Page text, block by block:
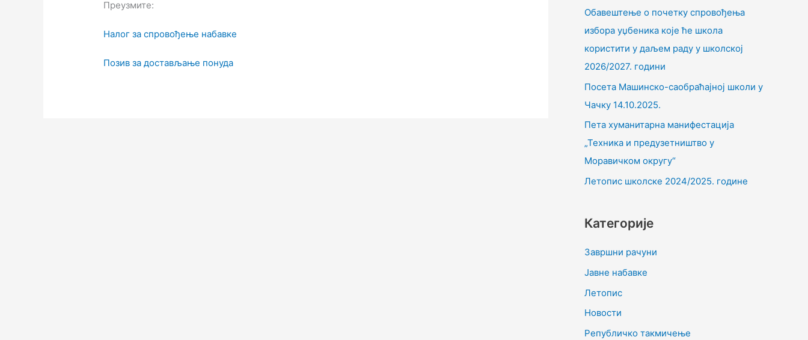
Преузмите:
Налог за спровођење набавке
Позив за достављање понуда
Обавештење о почетку спровођења
избора уџбеника које ће школа
користити у даљем раду у школској
2026/2027. години
Посета Машинско-саобраћајној школи у
Чачку 14.10.2025.
Пета хуманитарна манифестација
„Техника и предузетништво у
Моравичком округу“
Летопис школске 2024/2025. године
Категорије
Завршни рачуни
Јавне набавке
Летопис
Новости
Републичко такмичење